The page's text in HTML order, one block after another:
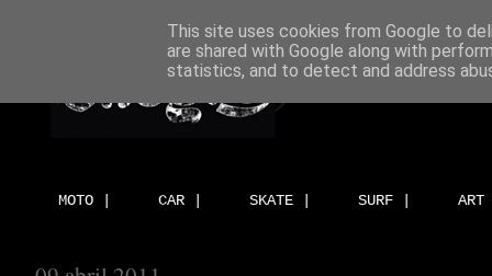
MOTO | CAR | SKATE | SURF |
This site uses cookies from Google to
are shared with Google along with
statistics, and to detect and address